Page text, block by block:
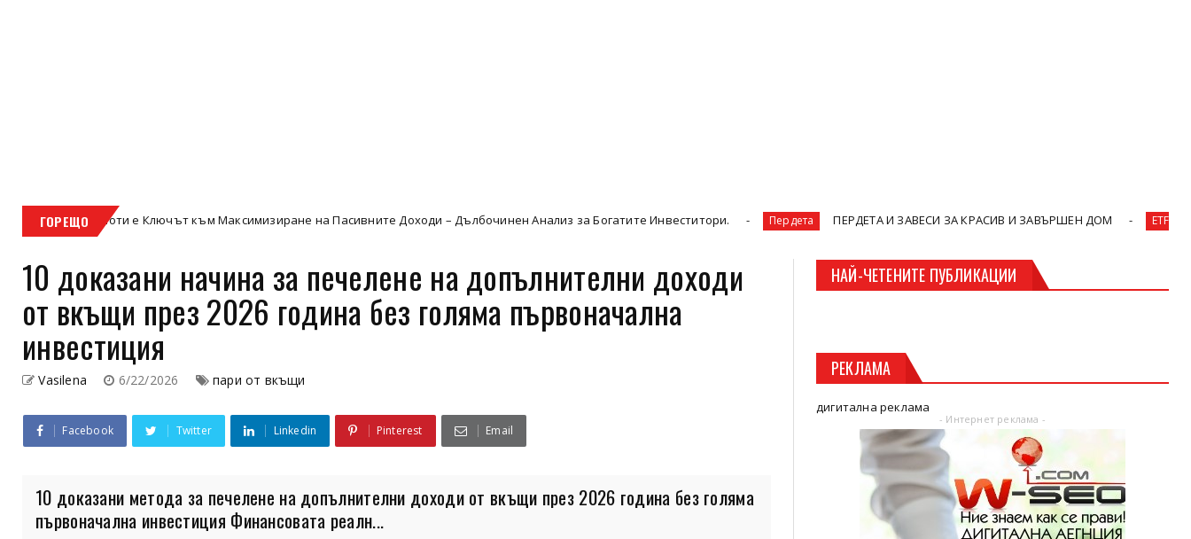
ГОРЕЩО
е Ключът към Максимизиране на Пасивните Доходи – Дълбочинен Анализ за Богатите Инвеститори. Пердета ПЕРДЕТА И ЗАВЕСИ ЗА КРАСИВ И ЗАВЪРШЕН ДОМ ETF Практическо
10 доказани начина за печелене на допълнителни доходи
от вкъщи през 2026 година без голяма първоначална
инвестиция
Vasilena 6/22/2026 пари от вкъщи
Facebook Twitter Linkedin Pinterest Email
10 доказани метода за печелене на допълнителни доходи от вкъщи през 2026 година без голяма
първоначална инвестиция Финансовата реалн...
НАЙ-ЧЕТЕНИТЕ ПУБЛИКАЦИИ
РЕКЛАМА
дигитална реклама
- Интернет реклама -